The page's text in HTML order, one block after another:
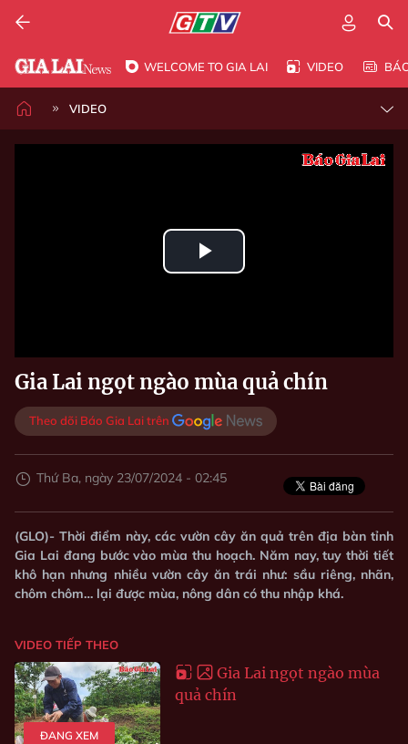
WELCOME TO GIA LAI VIDEO
VIDEO
Play
Gia Lai ngọt ngào mùa quả chín
Theo dõi Báo Gia Lai trên
Thứ Ba, ngày 23/07/2024 - 02:45
(GLO)- Thời điểm này, các vườn cây ăn quả trên địa bàn tỉnh
Gia Lai đang bước vào mùa thu hoạch. Năm nay, tuy thời tiết
khô hạn nhưng nhiều vườn cây ăn trái như: sầu riêng, nhãn,
chôm chôm… lại được mùa, nông dân có thu nhập khá.
VIDEO TIẾP THEO
ĐANG XEM
Gia Lai ngọt ngào mùa
quả chín